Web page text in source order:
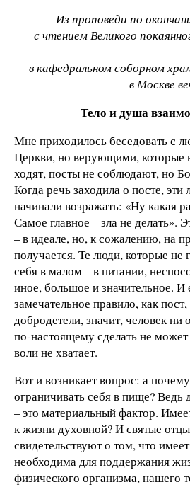
Из проповеди по
с чтением Великого
в кафедральном соборном
в Москве
Тело и душа
Мне приходилось беседовать с
Церкви, но верующими, которые
ходят, посты не соблюдают, но
Когда речь заходила о посте, эти
начинали возражать: «Ну какая
Самое главное – зла не делать».
– в идеале, но, к сожалению, на
получается. Те люди, которые не
себя в малом – в питании,
иное, большое и значительное. И
замечательное правило, как пост,
добродетели, значит, человек ни
по-настоящему сделать не может
воли не хватает.
Вот и возникает вопрос: а
ограничивать себя в пище? Ведь
– это материальный фактор.
к жизни духовной? И святые
свидетельствуют о том, что
необходима для поддержания
физического организма, нашего